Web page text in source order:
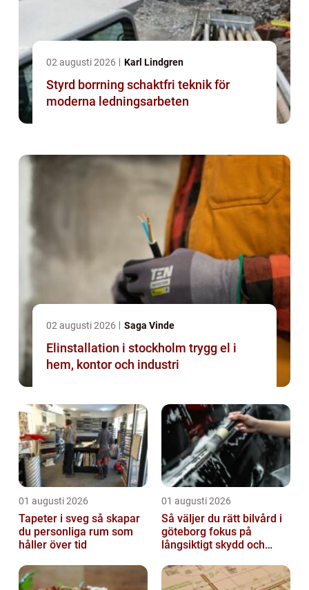
02 augusti 2026 Karl Lindgren
Styrd borrning schaktfri teknik för
moderna ledningsarbeten
02 augusti 2026 Saga Vinde
Elinstallation i stockholm trygg el i
hem, kontor och industri
01 augusti 2026
Tapeter i sveg så skapar
du personliga rum som
håller över tid
01 augusti 2026
Så väljer du rätt bilvård i
göteborg fokus på
långsiktigt skydd och